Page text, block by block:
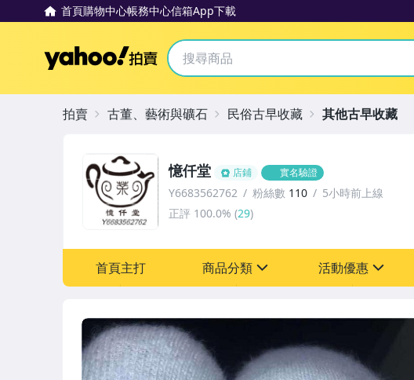
首頁購物中心帳務中心信箱App下載
Yahoo拍賣
憶仟堂 店鋪 實名驗證
Y6683562762 粉絲數 110
5小時前上線
正評 100.0% (29)
首頁主打 商品分類 活動優惠
拍賣 古董、藝術與礦石 民俗古早收藏 其他古早收藏